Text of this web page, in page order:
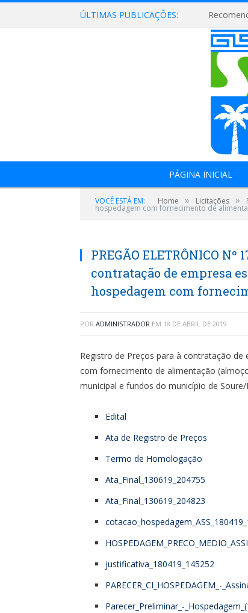
ÚLTIMAS PUBLICAÇÕES:
PÁGINA INICIAL
VOCÊ ESTÁ EM: Home » Licitações »
hospedagem com fornecimento de
PREGÃO ELETRÔNICO
contratação de empresa
hospedagem com
POR ADMINISTRADOR EM 18 DE ABRIL DE 2019
Registro de Preços para à contratação
com fornecimento de alimentação
municipal e fundos do município de Soure/
Edital
Ata de Registro de Preços
Termo de Homologação
Ata_Final_130619_204755
Ata_Final_130619_204823
justificativa_180419_145252
PARECER_CI_HOSPEDAGEM_-
Parecer_Preliminar_-